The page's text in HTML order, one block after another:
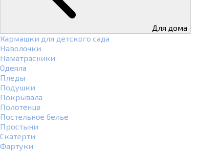
Для дома
Кармашки для детского сада
Наволочки
Наматрасники
Одеяла
Пледы
Подушки
Покрывала
Полотенца
Постельное белье
Простыни
Скатерти
Фартуки